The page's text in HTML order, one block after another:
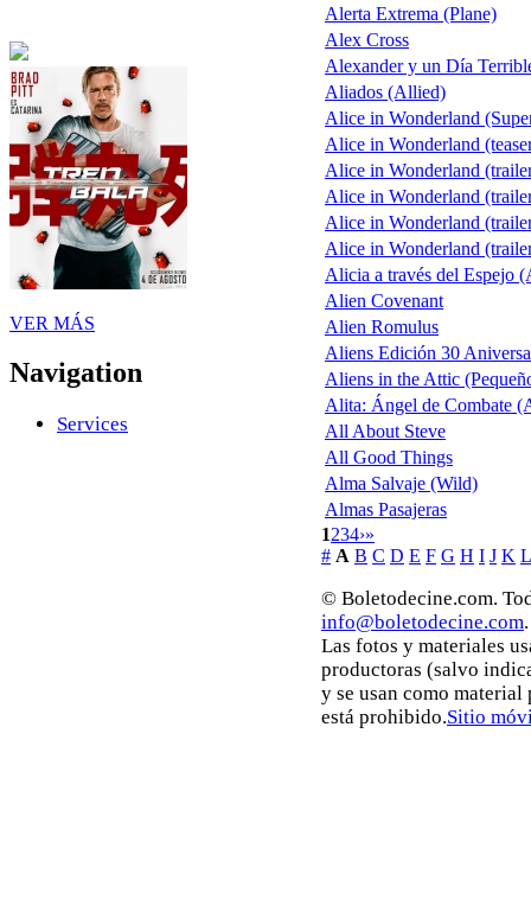
VER MÁS
Navigation
Services
Alerta Extrema (Plane)
Alex Cross
Alexander y un Día
Aliados (Allied)
Alice in Wonderland
Alice in Wonderland
Alice in Wonderland
Alice in Wonderland
Alice in Wonderland
Alice in Wonderland
Alicia a través del Espejo
Alien Covenant
Alien Romulus
Aliens Edición 30
Aliens in the Attic
Alita: Ángel de Combate
All About Steve
All Good Things
Alma Salvaje (Wild)
Almas Pasajeras
1234›»
# A B C D E F G H I J K L
© Boletodecine.com.
info@boletodecine.com.
Las fotos y materiales
productoras (salvo
y se usan como
está prohibido.Sitio